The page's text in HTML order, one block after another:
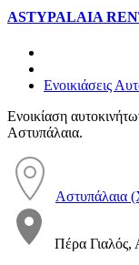
ASTYPALAIA
Ενοικιάσεις
Ενοικίαση
Αστυπάλαια.
Αστυπάλαια
Πέρα Γιαλός,